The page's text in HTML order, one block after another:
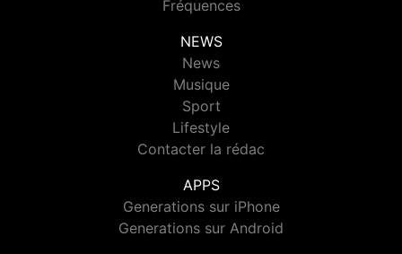
Fréquences
NEWS
News
Musique
Sport
Lifestyle
Contacter la rédac
APPS
Generations sur iPhone
Generations sur Android